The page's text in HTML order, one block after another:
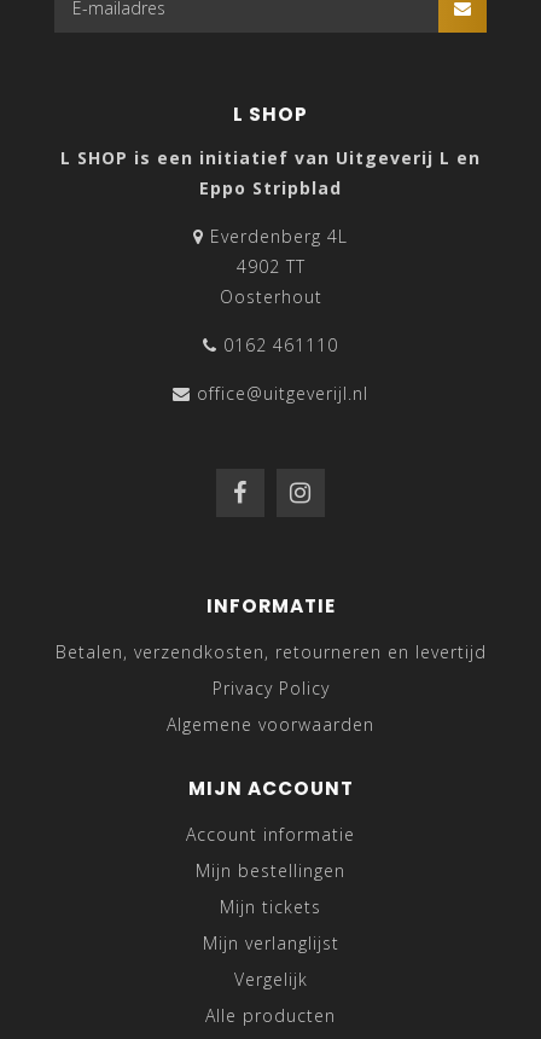
L SHOP
L SHOP is een initiatief van Uitgeverij L en
Eppo Stripblad
Everdenberg 4L
4902 TT
Oosterhout
0162 461110
office@uitgeverijl.nl
INFORMATIE
Betalen, verzendkosten, retourneren en levertijd
Privacy Policy
Algemene voorwaarden
MIJN ACCOUNT
Account informatie
Mijn bestellingen
Mijn tickets
Mijn verlanglijst
Vergelijk
Alle producten